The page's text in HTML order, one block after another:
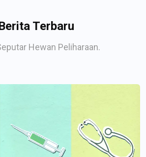
Terbaru
Hewan Peliharaan.